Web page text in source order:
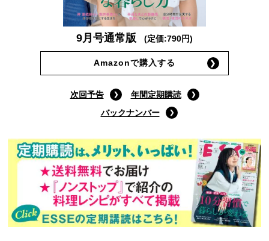
9月号通常版 (定価:790円)
Amazonで購入する
次回予告
年間定期購読
バックナンバー